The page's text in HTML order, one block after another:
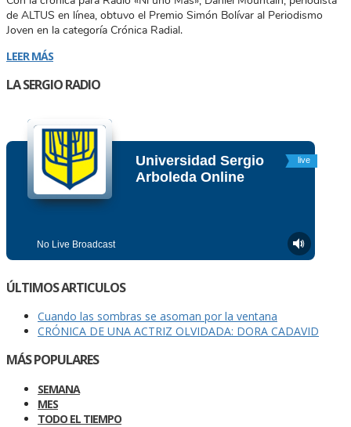
de ALTUS en línea, obtuvo el Premio Simón Bolívar al Periodismo
Joven en la categoría Crónica Radial.
LEER MÁS
LA SERGIO RADIO
ÚLTIMOS ARTICULOS
Cuando las sombras se asoman por la ventana
CRÓNICA DE UNA ACTRIZ OLVIDADA: DORA CADAVID
MÁS POPULARES
SEMANA
MES
TODO EL TIEMPO